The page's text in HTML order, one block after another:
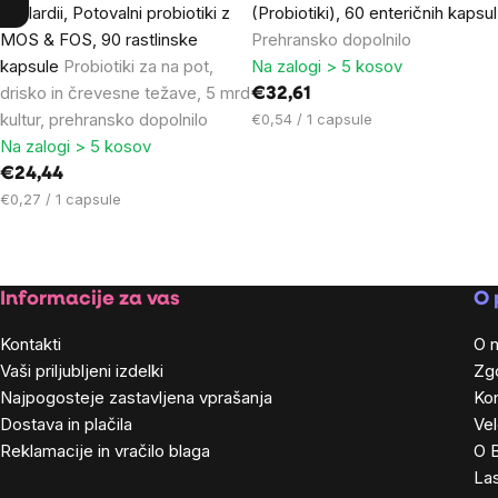
boulardii, Potovalni probiotiki z
MOS & FOS, 90 rastlinske
kapsule Probiotiki za na pot,
drisko in črevesne težave, 5 mrd
kultur, prehransko dopolnilo
Na zalogi > 5 kosov
€24,44
Cena
€0,27 / 1 capsule
(Probiotiki), 60 enteričnih kapsul
Prehransko dopolnilo
Na zalogi > 5 kosov
€32,61
Cena
€0,54 / 1 capsule
Footer
Informacije za vas
Kontakti
Vaši priljubljeni izdelki
Najpogosteje zastavljena vprašanja
Dostava in plačila
Reklamacije in vračilo blaga
O
O
O